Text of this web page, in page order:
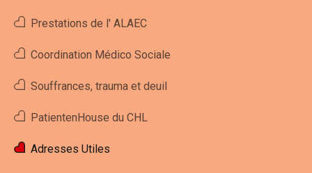
Aider
Prestations de l' ALAEC
Coordination Médico Sociale
Souffrances, trauma et deuil
PatientenHouse du CHL
Adresses Utiles